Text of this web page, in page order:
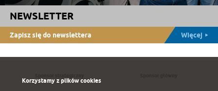
NEWSLETTER
Zapisz się do newslettera Więcej
Korzystamy z plików cookies